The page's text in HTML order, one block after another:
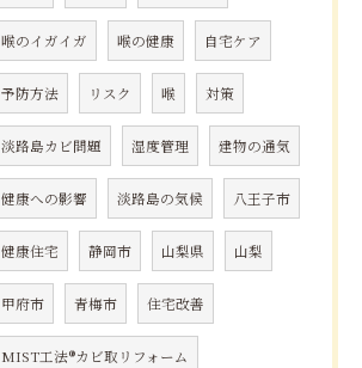
喉のイガイガ 喉の健康 自宅ケア
予防方法 リスク 喉 対策
淡路島カビ問題 湿度管理 建物の通気
健康への影響 淡路島の気候 八王子市
健康住宅 静岡市 山梨県 山梨
甲府市 青梅市 住宅改善
MIST工法®カビ取リフォーム